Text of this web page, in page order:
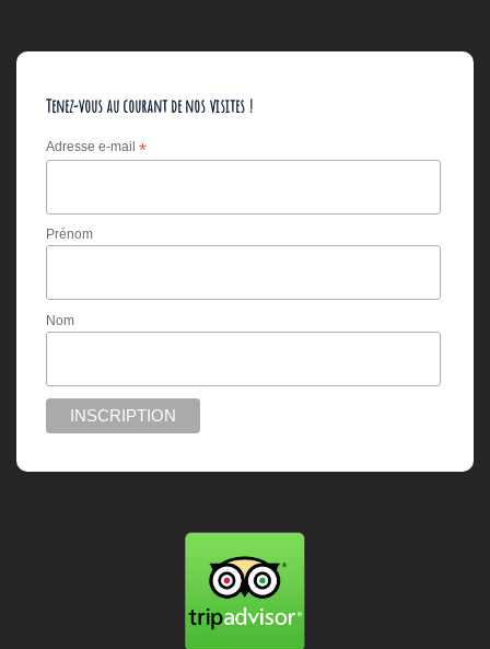
Tenez-vous au courant de nos visites !
Adresse e-mail *
Prénom
Nom